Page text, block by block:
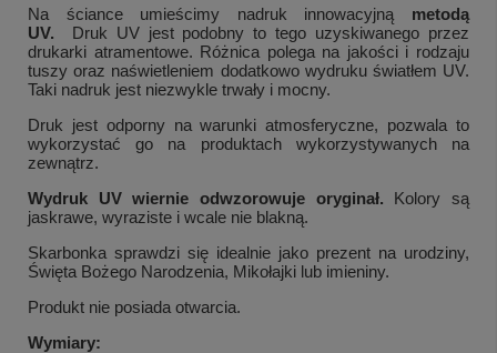
Na ściance umieścimy nadruk innowacyjną
metodą
UV. Druk UV jest podobny to tego uzyskiwanego przez
drukarki atramentowe. Różnica polega na jakości i rodzaju
tuszy oraz naświetleniem dodatkowo wydruku światłem UV.
Taki nadruk jest niezwykle trwały i mocny.
Druk jest odporny na warunki atmosferyczne, pozwala to
wykorzystać go na produktach wykorzystywanych na
zewnątrz.
Wydruk UV wiernie odwzorowuje oryginał.
Kolory są
jaskrawe, wyraziste i wcale nie blakną.
Skarbonka sprawdzi się idealnie jako prezent na urodziny,
Święta Bożego Narodzenia, Mikołajki lub imieniny.
Produkt nie posiada otwarcia.
Wymiary: